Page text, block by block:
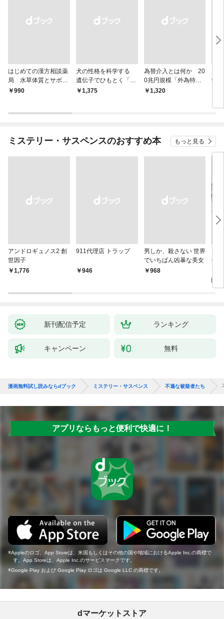
はじめての漢方相談薬
局 水草体質とサボテ
ン体質
￥990
犬の性格を科学する
遺伝子でひもとく「最
良の友」の進化
￥1,375
為替介入とは何か 20
0兆円規模「外為特
会」が生まれた謎
￥1,320
学
ミステリー・サスペンスのおすすめ本 もっと見る
アンドロギュノス2 創
世因子
￥1,776
911代理店 トラップ
￥946
男しか、殺さない 世界
でいちばん凶暴な美女
￥968
件
新刊配信予定 ランキング
キャンペーン 無料
漫画無料試し読みならdブック ミステリー・サスペンス 不遜な被疑者たち
アプリならもっと便利で快適に！
Appleのロゴ、App Storeは、米国もしくはその他の国や地域におけるApple Inc.の商標で
す。App Storeは、Apple Inc.のサービスマークです。
Google Play および Google Play ロゴは Google LLC の商標です。
dマーケットストア